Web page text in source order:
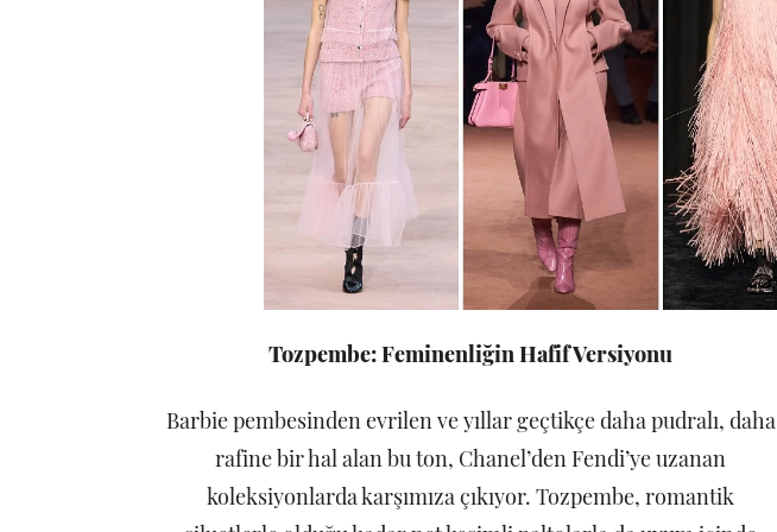
Tozpembe: Feminenliğin Hafif Versiyonu
Barbie pembesinden evrilen ve yıllar geçtikçe daha pudralı, daha
rafine bir hal alan bu ton, Chanel’den Fendi’ye uzanan
koleksiyonlarda karşımıza çıkıyor. Tozpembe, romantik